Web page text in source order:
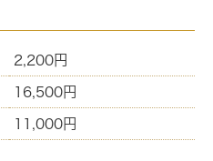
2,200円
16,500円
11,000円